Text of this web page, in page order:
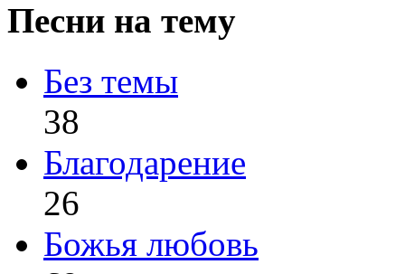
Песни на тему
Без темы
38
Благодарение
26
Божья любовь